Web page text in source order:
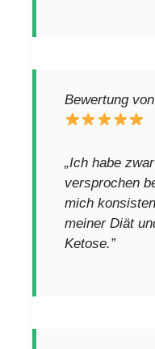
Bewertung
„Ich habe
versprochen
mich
meiner Diät
Ketose.”